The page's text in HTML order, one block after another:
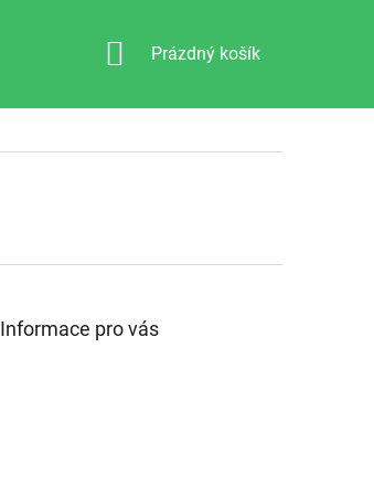
NÁKUPNÍ
Prázdný košík
Informace pro vás